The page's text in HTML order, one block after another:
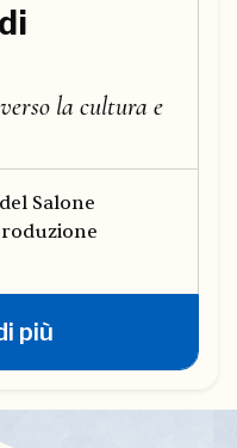
la cultura e
Salone
più